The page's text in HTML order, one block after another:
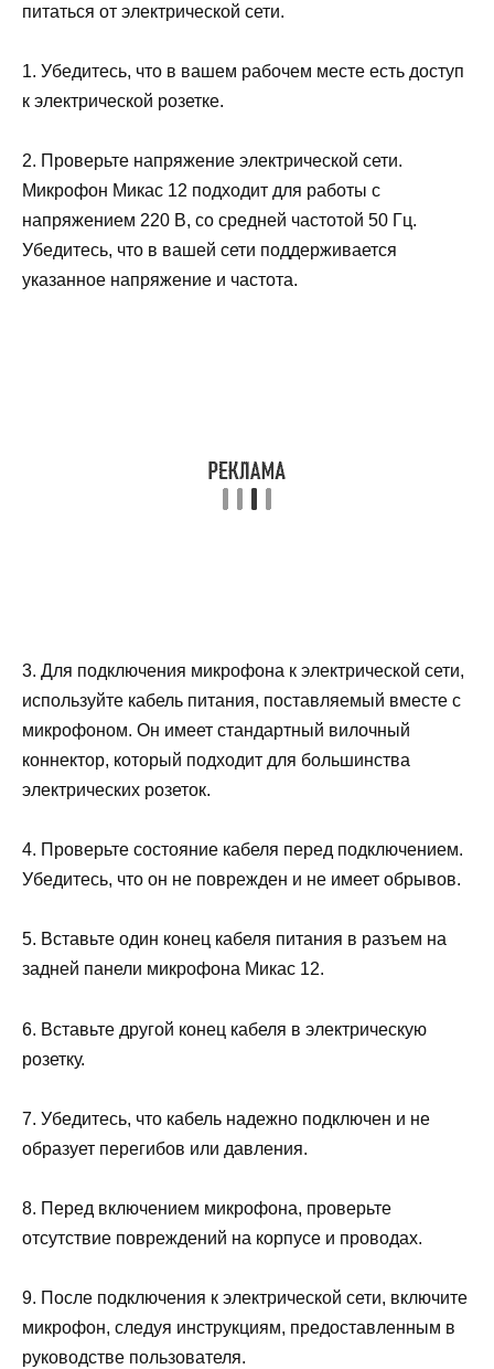
питаться от электрической сети.
1. Убедитесь, что в вашем рабочем месте есть доступ
к электрической розетке.
2. Проверьте напряжение электрической сети.
Микрофон Микас 12 подходит для работы с
напряжением 220 В, со средней частотой 50 Гц.
Убедитесь, что в вашей сети поддерживается
указанное напряжение и частота.
3. Для подключения микрофона к электрической сети,
используйте кабель питания, поставляемый вместе с
микрофоном. Он имеет стандартный вилочный
коннектор, который подходит для большинства
электрических розеток.
4. Проверьте состояние кабеля перед подключением.
Убедитесь, что он не поврежден и не имеет обрывов.
5. Вставьте один конец кабеля питания в разъем на
задней панели микрофона Микас 12.
6. Вставьте другой конец кабеля в электрическую
розетку.
7. Убедитесь, что кабель надежно подключен и не
образует перегибов или давления.
8. Перед включением микрофона, проверьте
отсутствие повреждений на корпусе и проводах.
9. После подключения к электрической сети, включите
микрофон, следуя инструкциям, предоставленным в
руководстве пользователя.